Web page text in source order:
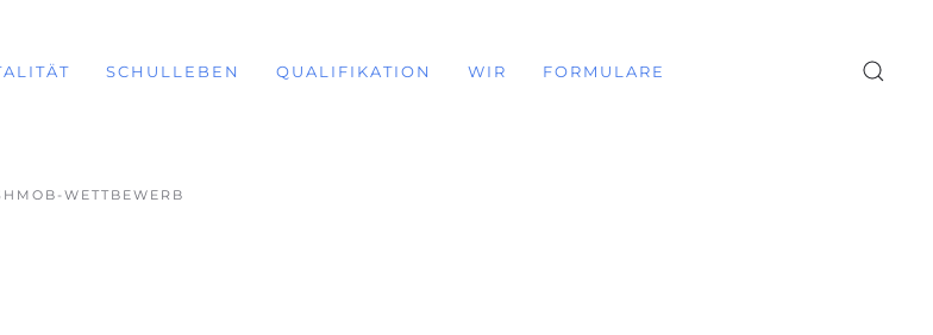
SCHULLEBEN QUALIFIKATION WIR FORMULARE
WETTBEWERB